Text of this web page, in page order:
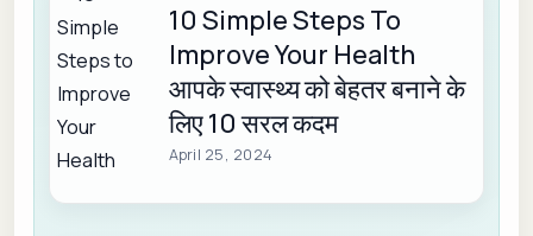
10 Simple Steps To
Improve Your Health
आपके स्वास्थ्य को बेहतर बनाने के
लिए 10 सरल कदम
April 25, 2024